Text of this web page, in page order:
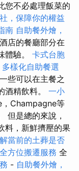
您不必處理飯菜的
，保障你的權益
南 自助餐外燴，
酒店的餐廳部分在
體驗。 卡式台胞
多樣化自助餐選
些可以在主餐之
酒精飲料。 一小
Champagne等
但是總的來說，
料，新鮮擠壓的果
當前的土葬是否
方位搬遷服務 全
- 自助餐外燴，